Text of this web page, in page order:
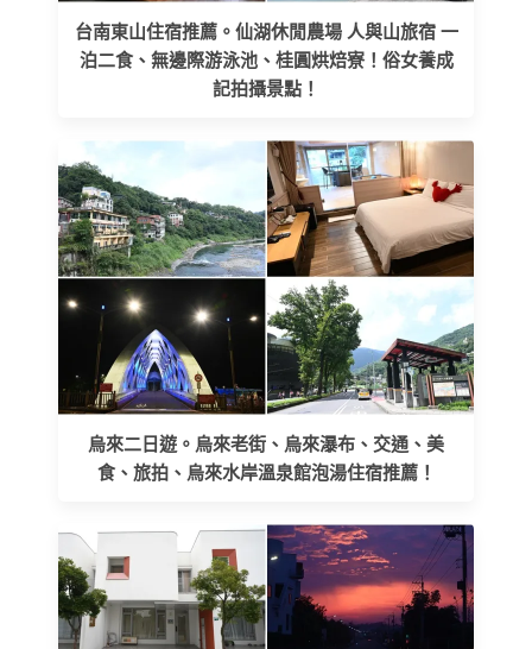
台南東山住宿推薦。仙湖休閒農場 人與山旅宿 一
泊二食、無邊際游泳池、桂圓烘焙寮！俗女養成
記拍攝景點！
烏來二日遊。烏來老街、烏來瀑布、交通、美
食、旅拍、烏來水岸溫泉館泡湯住宿推薦！